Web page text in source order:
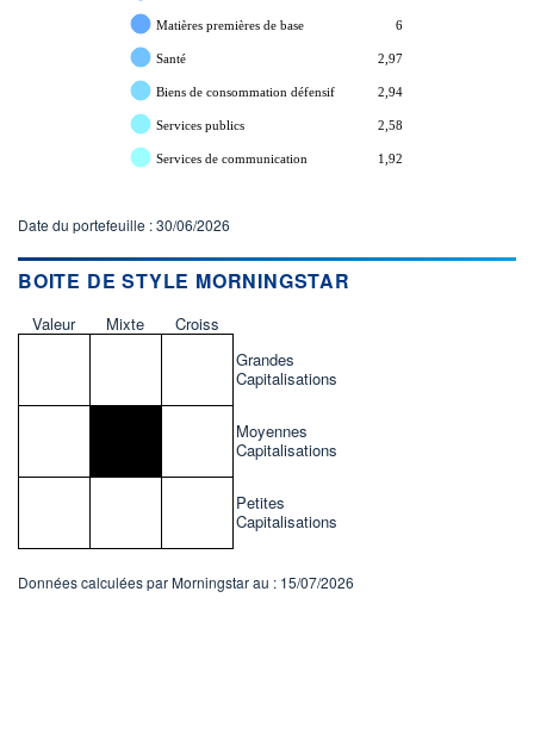
Matières premières de base 6
Santé 2,97
Biens de consommation défensif 2,94
Services publics 2,58
Services de communication 1,92
Date du portefeuille : 30/06/2026
BOITE DE STYLE MORNINGSTAR
Valeur Mixte
Croiss
Grandes
Capitalisations
Moyennes
Capitalisations
Petites
Capitalisations
Données calculées par Morningstar au : 15/07/2026